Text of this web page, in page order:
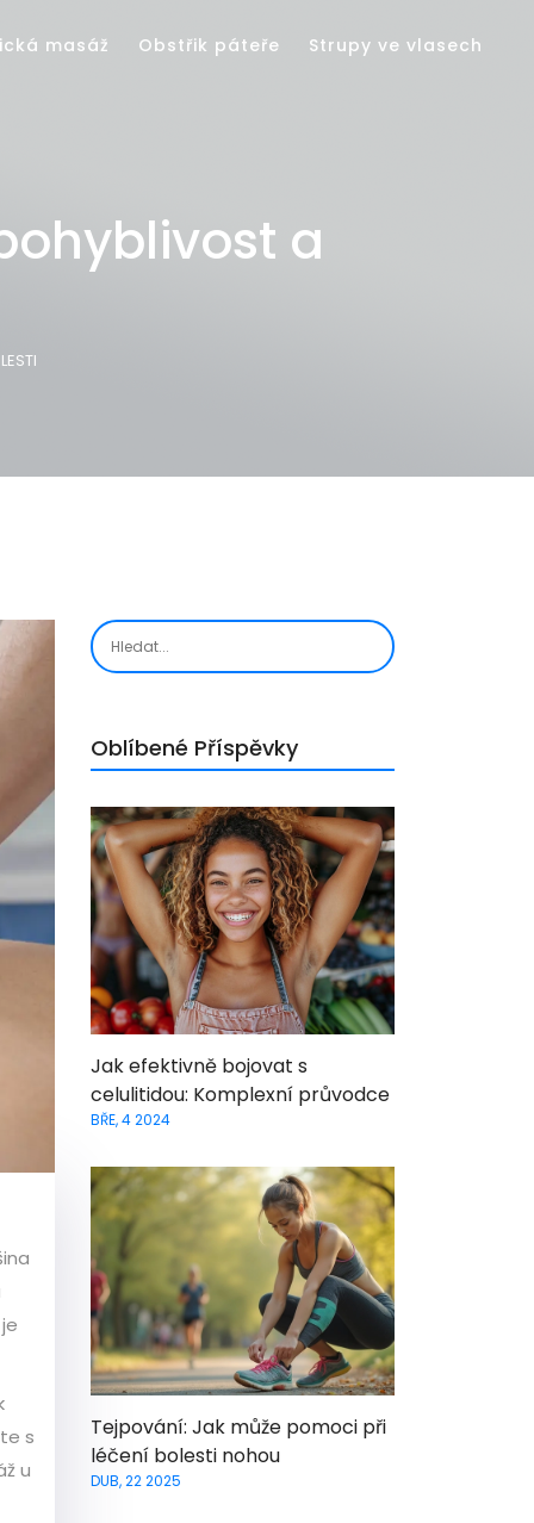
masáž Obstřik páteře Strupy ve vlasech
a
s
u
Oblíbené Příspěvky
Jak efektivně bojovat s
celulitidou: Komplexní průvodce
BŘE, 4 2024
Tejpování: Jak může pomoci při
léčení bolesti nohou
DUB, 22 2025